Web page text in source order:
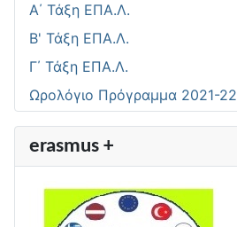
Α΄ Τάξη ΕΠΑ.Λ.
Β' Τάξη ΕΠΑ.Λ.
Γ΄ Τάξη ΕΠΑ.Λ.
Ωρολόγιο Πρόγραμμα 2021-22
erasmus +